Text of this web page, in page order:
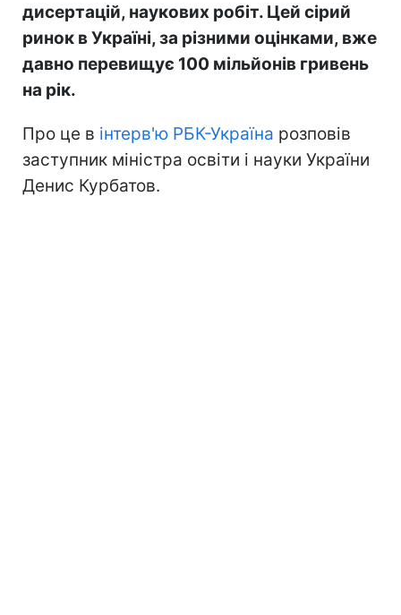
дисертацій, наукових робіт. Цей сірий
ринок в Україні, за різними оцінками, вже
давно перевищує 100 мільйонів гривень
на рік.
Про це в інтерв'ю РБК-Україна розповів
заступник міністра освіти і науки України
Денис Курбатов.